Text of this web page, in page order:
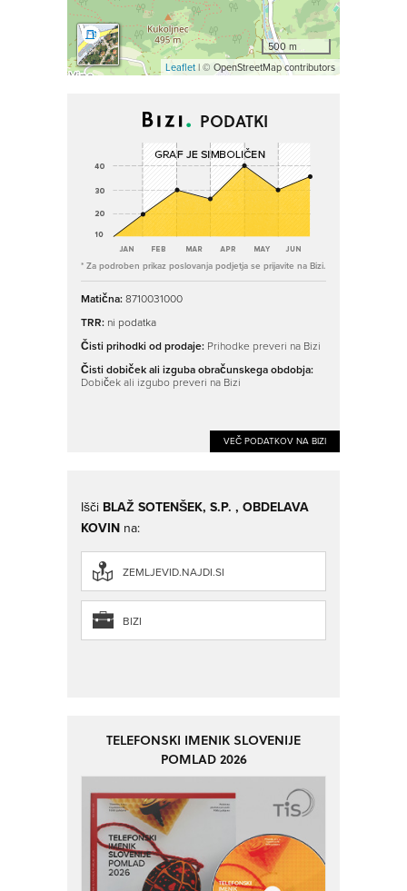
500 m
Leaflet| © OpenStreetMap contributors
PODATKI
* Za podroben prikaz poslovanja podjetja se prijavite na Bizi.
Matična:8710031000
TRR: ni podatka
Čisti prihodki od prodaje: Prihodke preveri na Bizi
Čisti dobiček ali izguba obračunskega obdobja:
Dobiček ali izgubo preveri na Bizi
VEČ PODATKOV NA BIZI
Išči BLAŽ SOTENŠEK, S.P. , OBDELAVA
KOVIN na:
ZEMLJEVID.NAJDI.SI
BIZI
TELEFONSKI IMENIK SLOVENIJE
POMLAD 2026